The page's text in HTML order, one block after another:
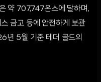
약 707,747온스에 달하며,
금고 등에 안전하게 보관
년 5월 기준 테더 골드의